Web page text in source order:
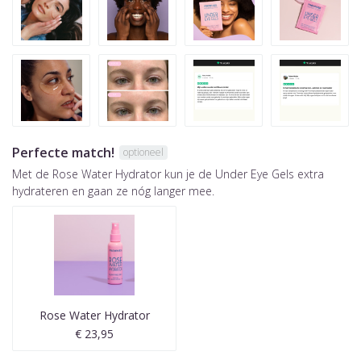
Perfecte match! optioneel
Met de Rose Water Hydrator kun je de Under Eye Gels extra
hydrateren en gaan ze nóg langer mee.
Rose Water Hydrator
€ 23,95